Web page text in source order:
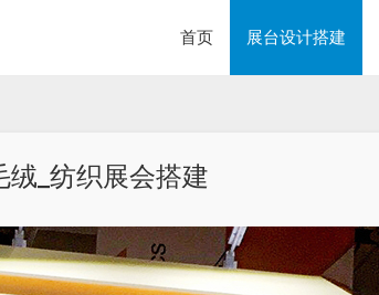
首页 展台设计搭建
绒_纺织展会搭建